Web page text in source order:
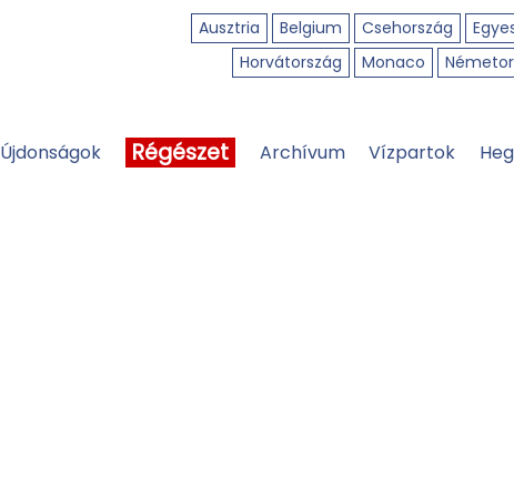
Ausztria Belgium Csehország
Horvátország
Monaco
Újdonságok Régészet Archívum Vízpartok